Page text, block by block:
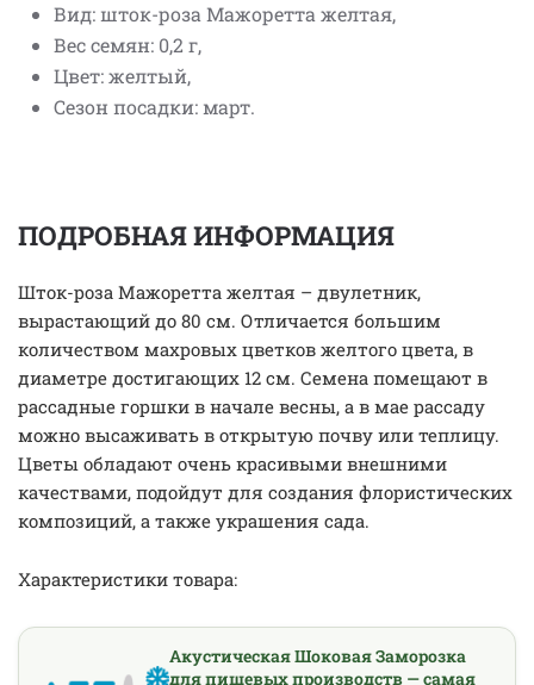
Вид: шток-роза Мажоретта желтая,
Вес семян: 0,2 г,
Цвет: желтый,
Сезон посадки: март.
ПОДРОБНАЯ ИНФОРМАЦИЯ
Шток-роза Мажоретта желтая – двулетник,
вырастающий до 80 см. Отличается большим
количеством махровых цветков желтого цвета, в
диаметре достигающих 12 см. Семена помещают в
рассадные горшки в начале весны, а в мае рассаду
можно высаживать в открытую почву или теплицу.
Цветы обладают очень красивыми внешними
качествами, подойдут для создания флористических
композиций, а также украшения сада.
Характеристики товара:
Акустическая Шоковая Заморозка
для пищевых производств — самая